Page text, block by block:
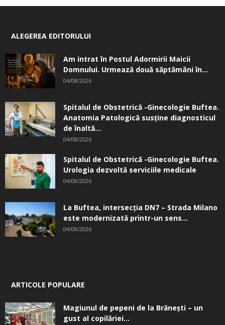
ALEGEREA EDITORULUI
Am intrat în Postul Adormirii Maicii
Domnului. Urmează două săptămâni în...
04/08/2026
Spitalul de Obstetrică -Ginecologie Buftea.
Anatomia Patologică susţine diagnosticul
de înaltă...
04/08/2026
Spitalul de Obstetrică -Ginecologie Buftea.
Urologia dezvoltă serviciile medicale
04/08/2026
La Buftea, intersecţia DN7 – Strada Milano
este modernizată printr-un sens...
04/08/2026
ARTICOLE POPULARE
Magiunul de pepeni de la Brăneşti – un
gust al copilăriei...